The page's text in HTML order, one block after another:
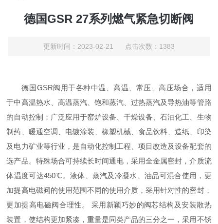
德国GSR 27系列燃气紧急切断阀
更新时间：2023-02-21 点击次数：1383
德国GSR阀用于各种中温、高温、常压、高压场合，适用
于中高温热水、高温蒸汽、饱和蒸汽、过热蒸汽及导热油等管路
的自动控制；广泛应用于窑炉设备、干燥设备、石油化工、生物
制药、暖通空调、电镀涂装、橡塑机械、食品饮料、造纸、印染
及电力矿业等行业，是自动化控制工程、项目改造及设备配套的
选产品。特殊场合可持续长时间通电，采用全金属密封，介质流
体温度可达450℃。液体、蒸汽及冷凝水、油品可混合使用，更
加提高电磁阀的使用范围不同的使用介质，采用针对性的密封，
更加提高电磁阀合理性。 采用新颖巧妙的阀芯结构及安装散热
装置，使结构更加紧凑，重量是同类产品的三分之一，采用不锈